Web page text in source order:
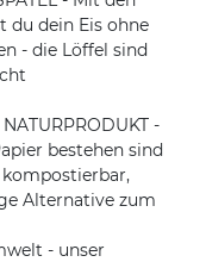
du dein Eis ohne
- die Löffel sind
-
bestehen sind
Alternative zum
- unser